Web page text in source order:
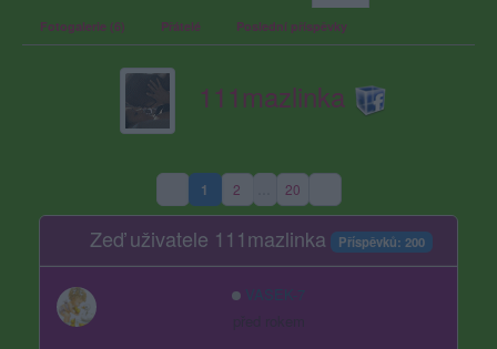
Fotogalerie (6) Přátelé Poslední příspěvky
111mazlinka
1(aktuální strana)
2 20
Zeď uživatele 111mazlinka Příspěvků: 200
VASEK-7